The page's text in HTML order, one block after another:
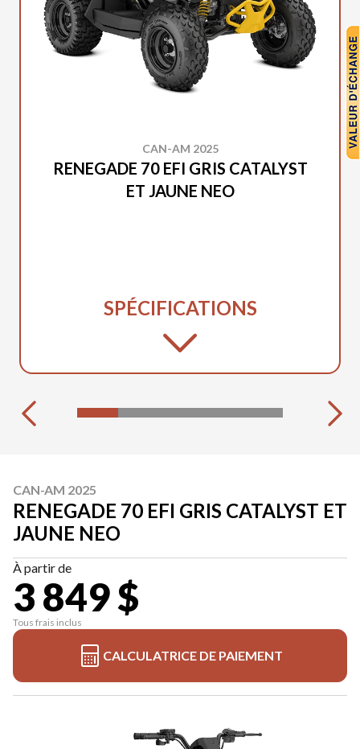
CAN-AM 2025
RENEGADE 70 EFI GRIS CATALYST
ET JAUNE NEO
SPÉCIFICATIONS
CAN-AM 2025
RENEGADE 70 EFI GRIS CATALYST ET
JAUNE NEO
À partir de
3 849 $
Tous frais inclus
CALCULATRICE DE PAIEMENT